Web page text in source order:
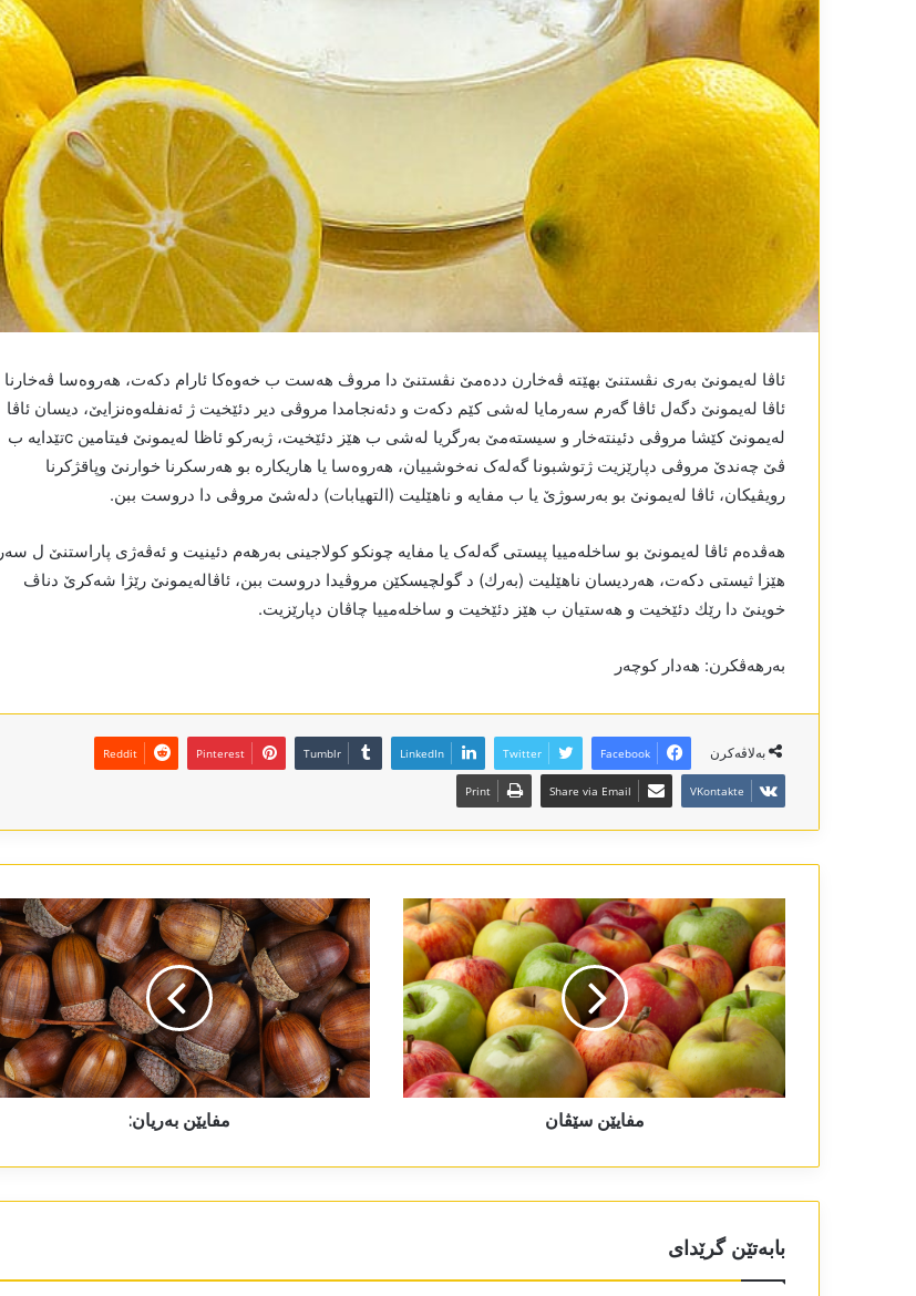
ئاڤا لەیمونێ بەری نڤستنێ بهێتە ڤەخارن ددەمێ نڤستنێ دا مروڤ هەست ب خەوەکا ئارام دکەت، هەروەسا ڤەخارنا
ئاڤا لەیمونێ دگەل ئاڤا گەرم سەرمایا لەشی کێم دکەت و دئەنجامدا مروڤی دیر دئێخیت ژ ئەنفلەوەنزایێ، دیسان ئاڤا
لەیمونێ کێشا مروڤی دئینتەخار و سیستەمێ بەرگریا لەشی ب هێز دئێخیت، ژبەرکو ئاظا لەیمونێ فیتامین cتێدایە ب
ڤێ چەندێ مروڤی دپارێزیت ژتوشبونا گەلەک نەخوشییان، هەروەسا یا هاریکارە بو هەرسکرنا خوارنێ وپاقژکرنا
رویڤیکان، ئاڤا لەیمونێ بو بەرسوژێ یا ب مفایە و ناهێلیت (التهیابات) دلەشێ مروڤی دا دروست ببن.
هەڤدەم ئاڤا لەیمونێ بو ساخلەمییا پیستی گەلەک یا مفایە چونکو کولاجینی بەرهەم دئینیت و ئەڤەژی پاراستنێ ل سەر
هێزا ثيستى دکەت، هەردیسان ناهێلیت (بەرك) د گولچیسکێن مروڤیدا دروست ببن، ئاڤالەیمونێ رێژا شەکرێ دناڤ
خوینێ دا رێك دئێخیت و هەستیان ب هێز دئێخیت و ساخلەمییا چاڤان دپارێزیت.
بەرهەڤکرن: هەدار کوچەر
بەلاڤەکرن Facebook
Twitter
LinkedIn
Tumblr
Pinterest
Reddit
VKontakte
Share via Email
Print
مفایێن سێڤان مفایێن بەریان:
بابەتێن گرێدای